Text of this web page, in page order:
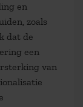
en
zoals
dat de
een
van